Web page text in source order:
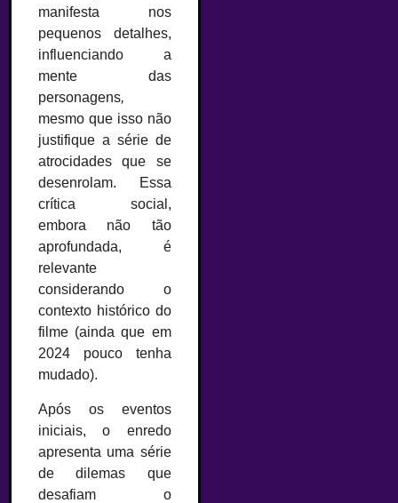
manifesta nos
pequenos detalhes,
influenciando a
mente das
personagens,
mesmo que isso não
justifique a série de
atrocidades que se
desenrolam. Essa
crítica social,
embora não tão
aprofundada, é
relevante
considerando o
contexto histórico do
filme (ainda que em
2024 pouco tenha
mudado).
Após os eventos
iniciais, o enredo
apresenta uma série
de dilemas que
desafiam o